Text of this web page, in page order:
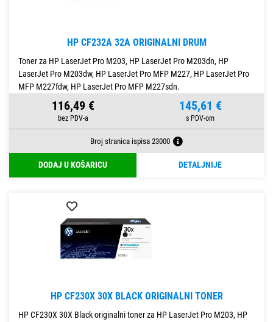
HP CF232A 32A ORIGINALNI DRUM
Toner za HP LaserJet Pro M203, HP LaserJet Pro M203dn, HP
LaserJet Pro M203dw, HP LaserJet Pro MFP M227, HP LaserJet Pro
MFP M227fdw, HP LaserJet Pro MFP M227sdn.
116,49 € 145,61 €
Broj stranica ispisa 23000
DODAJ U KOŠARICU DETALJNIJE
HP CF230X 30X BLACK ORIGINALNI TONER
HP CF230X 30X Black originalni toner za HP LaserJet Pro M203, HP